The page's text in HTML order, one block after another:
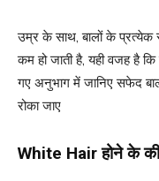
उम्र के साथ, बालों के प्रत्येक
कम हो जाती है, यही वजह है
गए अनुभाग में जानिए सफेद
रोका जाए
White Hairहोने के